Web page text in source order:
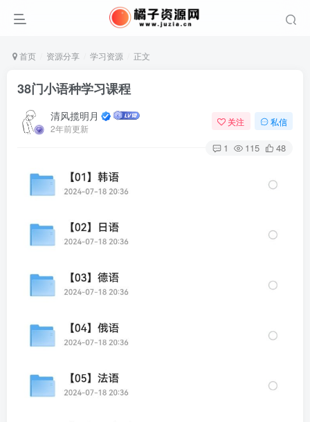
首页 资源分享 学习资源 正文
38门小语种学习课程
清风揽明月
2年前更新
关注 私信
1 115 48